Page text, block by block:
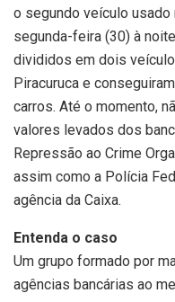
o segundo veículo
segunda-feira (30) à
divididos em dois
Piracuruca e
carros. Até o momento,
valores levados dos
Repressão ao Crime
assim como a Polícia
agência da Caixa.
Entenda o caso
Um grupo formado por
agências bancárias ao